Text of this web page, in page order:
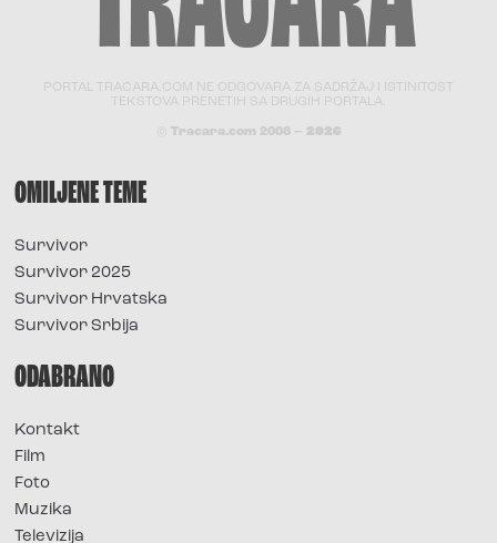
PORTAL TRACARA.COM NE ODGOVARA ZA SADRŽAJ I ISTINITOST
TEKSTOVA PRENETIH SA DRUGIH PORTALA.
© Tracara.com 2008 – 2026
OMILJENE TEME
Survivor
Survivor 2025
Survivor Hrvatska
Survivor Srbija
ODABRANO
Kontakt
Film
Foto
Muzika
Televizija